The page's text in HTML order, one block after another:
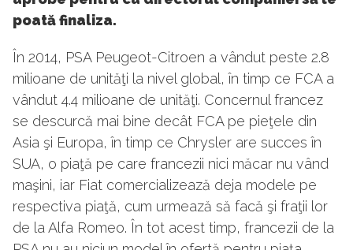
poată finaliza.
În 2014, PSA Peugeot-Citroen a vândut peste 2.8
milioane de unităţi la nivel global, în timp ce FCA a
vândut 4.4 milioane de unităţi. Concernul francez
se descurcă mai bine decât FCA pe pieţele din
Asia şi Europa, în timp ce Chrysler are succes în
SUA, o piaţă pe care francezii nici măcar nu vând
maşini, iar Fiat comercializează deja modele pe
respectiva piaţă, cum urmează să facă şi fraţii lor
de la Alfa Romeo. În tot acest timp, francezii de la